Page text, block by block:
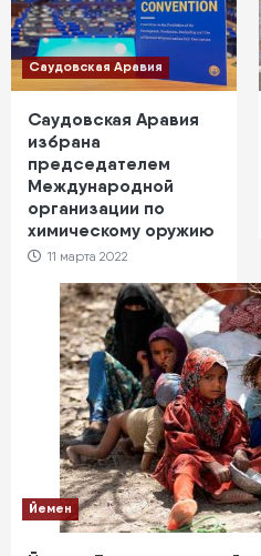
Саудовская Аравия
Саудовская Аравия
избрана
председателем
Международной
организации по
химическому оружию
11 марта 2022
Йемен